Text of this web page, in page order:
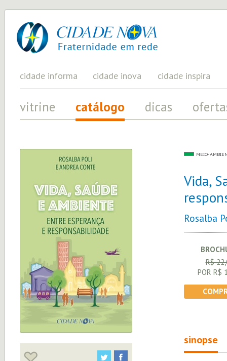
cidade
nova
UM
PROJETO
PELA
FRATERNIDADE
cidade informa cidade inova cidade inspira
vitrine catálogo dicas
MEIO-
Vida,
Rosalba
R$
POR R$
sinopse